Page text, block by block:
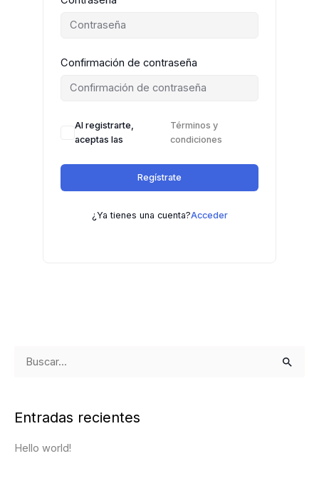
Confirmación de contraseña
Al registrarte,
aceptas las
Términos y
condiciones
Regístrate
¿Ya tienes una cuenta?Acceder
c
a
Entradas recientes
Hello world!